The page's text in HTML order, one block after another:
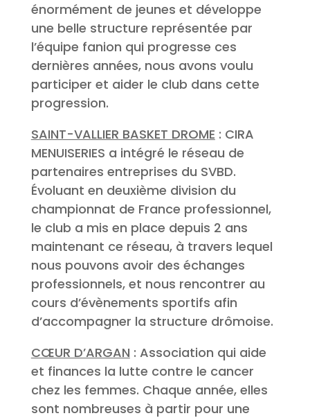
énormément de jeunes et développe
une belle structure représentée par
l’équipe fanion qui progresse ces
dernières années, nous avons voulu
participer et aider le club dans cette
progression.
SAINT-VALLIER BASKET DROME : CIRA
MENUISERIES a intégré le réseau de
partenaires entreprises du SVBD.
Évoluant en deuxième division du
championnat de France professionnel,
le club a mis en place depuis 2 ans
maintenant ce réseau, à travers lequel
nous pouvons avoir des échanges
professionnels, et nous rencontrer au
cours d’évènements sportifs afin
d’accompagner la structure drômoise.
CŒUR D’ARGAN : Association qui aide
et finances la lutte contre le cancer
chez les femmes. Chaque année, elles
sont nombreuses à partir pour une